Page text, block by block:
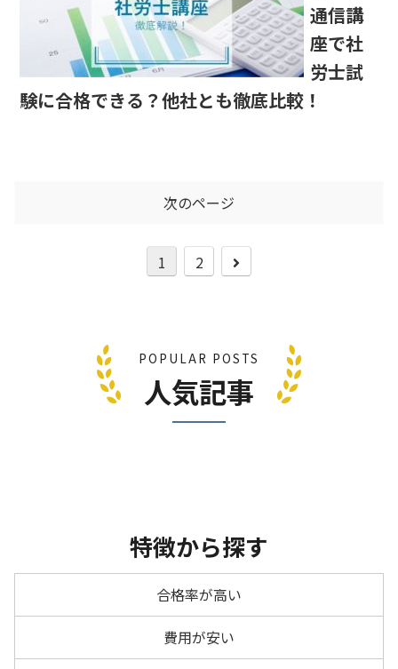
通信講
座で社
労士試
験に合格できる？他社とも徹底比較！
次のページ
1 2
POPULAR POSTS
人気記事
特徴から探す
合格率が高い
費用が安い